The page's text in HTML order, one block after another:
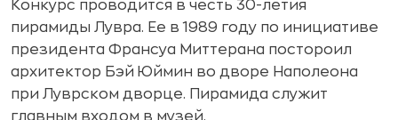
Конкурс проводится в честь 30-летия
пирамиды Лувра. Ее в 1989 году по инициативе
президента Франсуа Миттерана постороил
архитектор Бэй Юймин во дворе Наполеона
при Луврском дворце. Пирамида служит
главным входом в музей.